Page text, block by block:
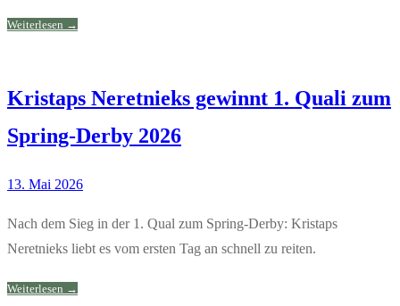
Weiterlesen →
Kristaps Neretnieks gewinnt 1. Quali zum
Spring-Derby 2026
13. Mai 2026
Nach dem Sieg in der 1. Qual zum Spring-Derby: Kristaps
Neretnieks liebt es vom ersten Tag an schnell zu reiten.
Weiterlesen →